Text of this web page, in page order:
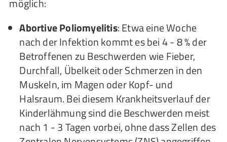
möglich:
Abortive Poliomyelitis: Etwa eine Woche
nach der Infektion kommt es bei 4 - 8 % der
Betroffenen zu Beschwerden wie Fieber,
Durchfall, Übelkeit oder Schmerzen in den
Muskeln, im Magen oder Kopf- und
Halsraum. Bei diesem Krankheitsverlauf der
Kinderlähmung sind die Beschwerden meist
nach 1 - 3 Tagen vorbei, ohne dass Zellen des